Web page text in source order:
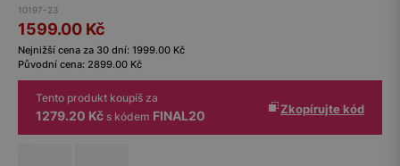
10197-23
1599.00 Kč
Nejnižší cena za 30 dní: 1999.00 Kč
Původní cena: 2899.00 Kč
Tento produkt koupíš za
1279.20 Kč s kódem FINAL20 Zkopírujte kód